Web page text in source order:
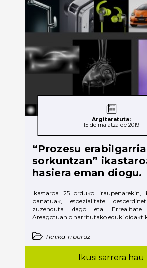
Argitaratuta:
15 de maiatza de 2019
“Prozesu
sorkuntzan”
hasiera eman diogu.
Ikastaroa 25 orduko iraupenarekin,
banatuak, espezialitate
zuzenduta dago eta
Areagotuan oinarritutako eduki
Tknika-ri buruz
Ikusi sarrera hau